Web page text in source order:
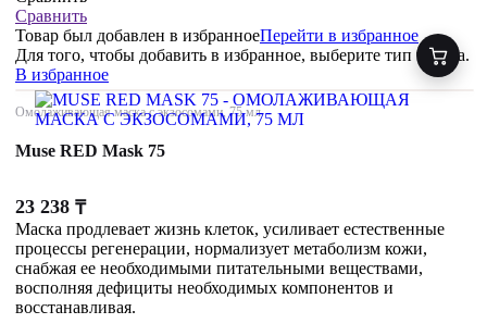
Сравнить
Товар был добавлен в избранноеПерейти в избранное
Для того, чтобы добавить в избранное, выберите тип товара.
В избранное
Омолаживающая маска с экзосомами, 75 мл
Muse RED Mask 75
23 238 ₸
Маска продлевает жизнь клеток, усиливает естественные
процессы регенерации, нормализует метаболизм кожи,
снабжая ее необходимыми питательными веществами,
восполняя дефициты необходимых компонентов и
восстанавливая.